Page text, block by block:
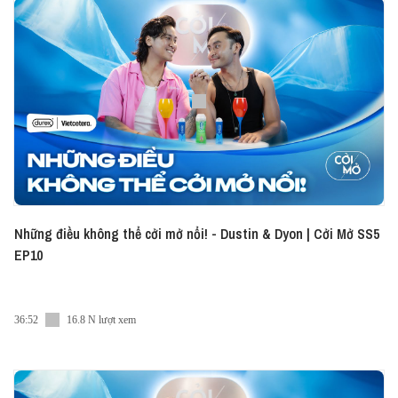
chương trình thể thao, văn hóa giải trí. Vậy không
biết khi ngồi ở ghế khách mời Cởi Mở, anh sẽ đưa ra
những bình luận chuyên sâu gì trong vấn đề giới
tính và tình dục an toàn?
Cùng nghe tập podcast với sự dẫn dắt của host
Minh Trang và Kỳ Nam nhé!
----------------------------------------------
----------------------------------------------
-------
Các bạn có thể tìm mua Durex chính hãng tại
Shopee Mall tại đây: https://bit.ly/social-may-1
#CoiMo #Vietcetera_Podcast #Durex #durexjeans
----------------------------------------------
----------------------------------------------
Nếu có bất cứ góp ý, phản hồi hay mong muốn hợp
Những điều không thể cởi mở nổi! - Dustin & Dyon | Cởi Mở SS5
EP10
36:52 16.8 N lượt xem